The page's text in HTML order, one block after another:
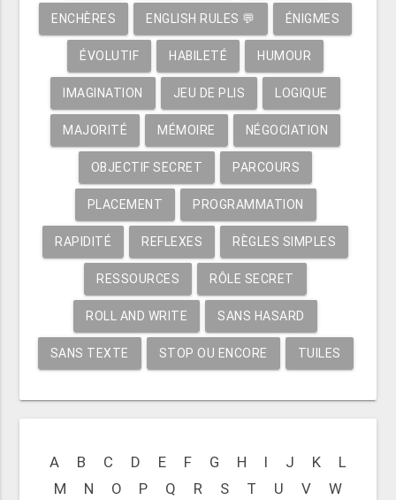
ENCHÈRES ENGLISH RULES 💬 ÉNIGMES
ÉVOLUTIF HABILETÉ HUMOUR
IMAGINATION JEU DE PLIS LOGIQUE
MAJORITÉ MÉMOIRE NÉGOCIATION
OBJECTIF SECRET PARCOURS
PLACEMENT PROGRAMMATION
RAPIDITÉ REFLEXES RÈGLES SIMPLES
RESSOURCES RÔLE SECRET
ROLL AND WRITE SANS HASARD
SANS TEXTE STOP OU ENCORE TUILES
A B C D E F G H I J K
L
M
N O P Q R S T U V
W